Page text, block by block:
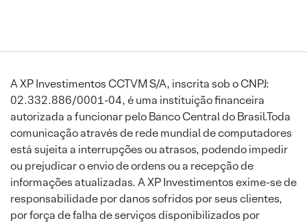
A XP Investimentos CCTVM S/A, inscrita sob o CNPJ:
02.332.886/0001-04, é uma instituição financeira
autorizada a funcionar pelo Banco Central do Brasil.Toda
comunicação através de rede mundial de computadores
está sujeita a interrupções ou atrasos, podendo impedir
ou prejudicar o envio de ordens ou a recepção de
informações atualizadas. A XP Investimentos exime-se de
responsabilidade por danos sofridos por seus clientes,
por força de falha de serviços disponibilizados por